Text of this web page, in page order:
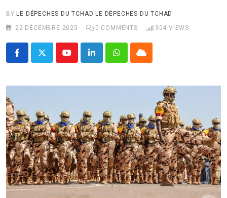
International
À propos
Contact
BY LE DÉPECHES DU TCHAD LE DÉPECHES DU TCHAD
22 DÉCEMBRE 2025
0 COMMENTS 304 VIEWS
YoutubeLinkedInWhatsappCloud